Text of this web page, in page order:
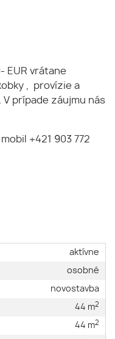
EUR vrátane
, provízie a
prípade záujmu nás
+421 903 772
aktívne
osobné
novostavba
44 m2
44 m2